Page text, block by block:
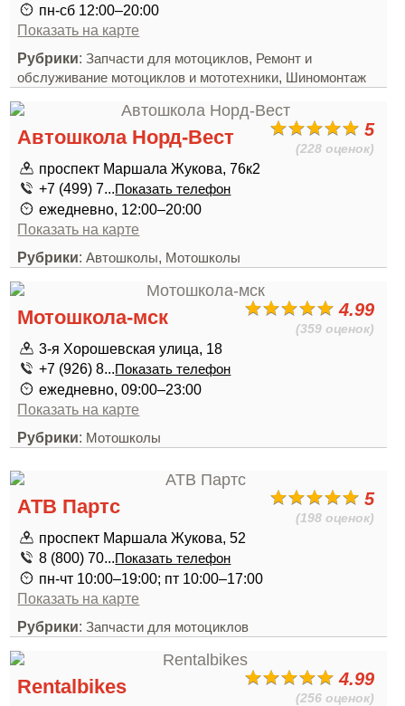
пн-сб 12:00–20:00
Показать на карте
Рубрики:Запчасти для мотоциклов, Ремонт и
обслуживание мотоциклов и мототехники, Шиномонтаж
5
(228 оценок)
Автошкола Норд-Вест
проспект Маршала Жукова, 76к2
+7 (499) 7...Показать телефон
ежедневно, 12:00–20:00
Показать на карте
Рубрики:Автошколы, Мотошколы
4.99
(359 оценок)
Мотошкола-мск
3-я Хорошевская улица, 18
+7 (926) 8...Показать телефон
ежедневно, 09:00–23:00
Показать на карте
Рубрики: Мотошколы
5
(198 оценок)
АТВ Партс
проспект Маршала Жукова, 52
8 (800) 70...Показать телефон
пн-чт 10:00–19:00; пт 10:00–17:00
Показать на карте
Рубрики:Запчасти для мотоциклов
4.99
(256 оценок)
Rentalbikes